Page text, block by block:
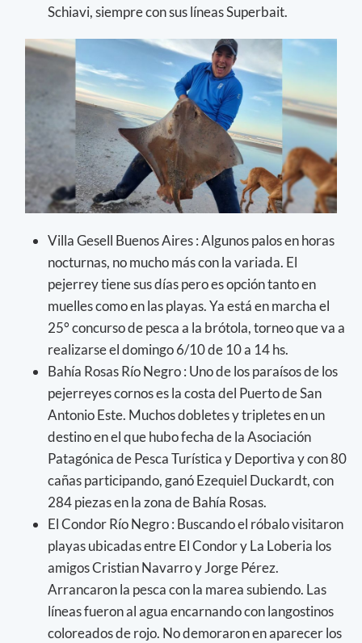
Schiavi, siempre con sus líneas Superbait.
Villa Gesell Buenos Aires : Algunos palos en horas
nocturnas, no mucho más con la variada. El
pejerrey tiene sus días pero es opción tanto en
muelles como en las playas. Ya está en marcha el
25° concurso de pesca a la brótola, torneo que va a
realizarse el domingo 6/10 de 10 a 14 hs.
Bahía Rosas Río Negro : Uno de los paraísos de los
pejerreyes cornos es la costa del Puerto de San
Antonio Este. Muchos dobletes y tripletes en un
destino en el que hubo fecha de la Asociación
Patagónica de Pesca Turística y Deportiva y con 80
cañas participando, ganó Ezequiel Duckardt, con
284 piezas en la zona de Bahía Rosas.
El Condor Río Negro : Buscando el róbalo visitaron
playas ubicadas entre El Condor y La Loberia los
amigos Cristian Navarro y Jorge Pérez.
Arrancaron la pesca con la marea subiendo. Las
líneas fueron al agua encarnando con langostinos
coloreados de rojo. No demoraron en aparecer los